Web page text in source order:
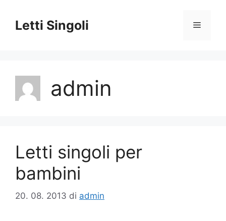
contenuto
Letti Singoli Menu
admin
Letti singoli per
bambini
20. 08. 2013 di admin